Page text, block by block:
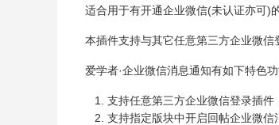
适合用于有开通企业微信(未认证亦可)
本插件支持与其它任意第三方企业微信
爱学者·企业微信消息通知有如下特色
支持任意第三方企业微信登录插件
支持指定版块中开启回帖企业微信